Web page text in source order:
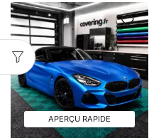
APERÇU RAPIDE